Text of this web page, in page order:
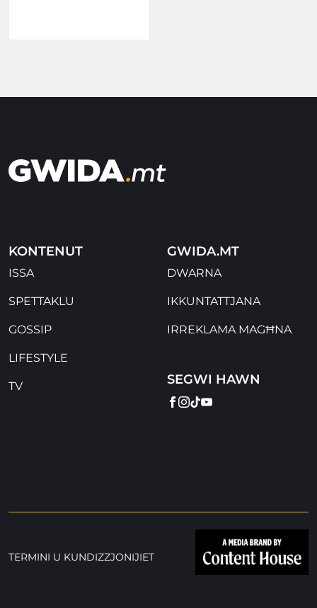
KONTENUT
ISSA
SPETTAKLU
GOSSIP
LIFESTYLE
TV
GWIDA.MT
DWARNA
IKKUNTATTJANA
IRREKLAMA MAGĦNA
SEGWI HAWN
FACEBOOK
INSTAGRAM
TIKTOK
YOUTUBE
TERMINI U KUNDIZZJONIJIET